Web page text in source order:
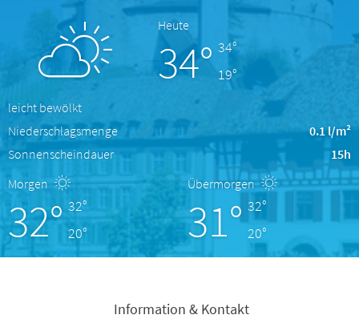
Heute
34° 34°
19°
leicht bewölkt
Niederschlagsmenge
0.1 l/m²
Sonnenscheindauer
15h
Morgen
32° 32°
20°
Übermorgen
31° 32°
20°
Information & Kontakt